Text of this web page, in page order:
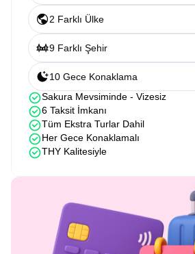
2 Farklı Ülke
9 Farklı Şehir
10 Gece Konaklama
Sakura Mevsiminde - Vizesiz
6 Taksit İmkanı
Tüm Ekstra Turlar Dahil
Her Gece Konaklamalı
THY Kalitesiyle